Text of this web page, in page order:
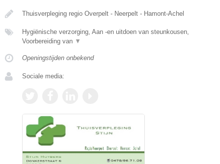
Thuisverpleging regio Overpelt - Neerpelt - Hamont-Achel
Hygiënische verzorging, Aan -en uitdoen van steunkousen,
Voorbereiding van ▼
Openingstijden onbekend
Sociale media: